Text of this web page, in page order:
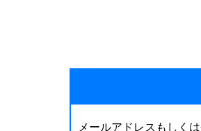
メールアドレスもしく